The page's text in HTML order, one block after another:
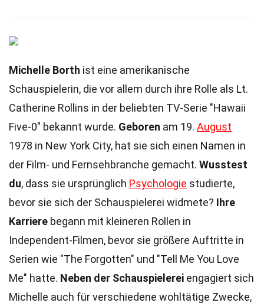
Michelle Borth ist eine amerikanische
Schauspielerin, die vor allem durch ihre Rolle als Lt.
Catherine Rollins in der beliebten TV-Serie "Hawaii
Five-0" bekannt wurde. Geboren am 19. August
1978 in New York City, hat sie sich einen Namen in
der Film- und Fernsehbranche gemacht. Wusstest
du, dass sie ursprünglich Psychologie studierte,
bevor sie sich der Schauspielerei widmete? Ihre
Karriere begann mit kleineren Rollen in
Independent-Filmen, bevor sie größere Auftritte in
Serien wie "The Forgotten" und "Tell Me You Love
Me" hatte. Neben der Schauspielerei engagiert sich
Michelle auch für verschiedene wohltätige Zwecke,